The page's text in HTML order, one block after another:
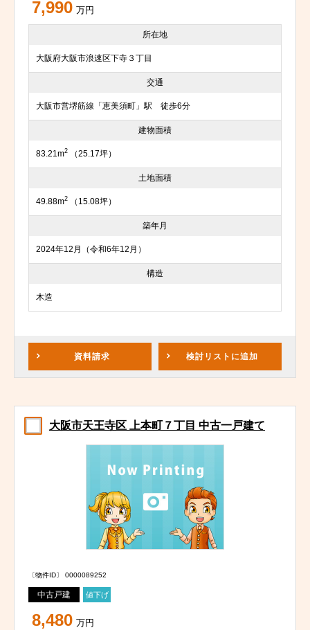
7,990 万円
所在地
大阪府大阪市浪速区下寺３丁目
交通
大阪市営堺筋線「恵美須町」駅 徒歩6分
建物面積
83.21m2 （25.17坪）
土地面積
49.88m2 （15.08坪）
築年月
2024年12月（令和6年12月）
構造
木造
資料請求 検討リスト に追加
大阪市天王寺区 上本町７丁目 中古一戸建て
〔物件ID〕 0000089252
中古戸建 値下げ
8,480 万円